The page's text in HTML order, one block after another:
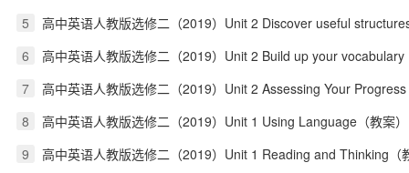
5
高中英语人教版选修二（2019）Unit 2 Discover useful
6
高中英语人教版选修二（2019）Unit 2 Build up your vocabulary
7
高中英语人教版选修二（2019）Unit 2 Assessing Your
8
高中英语人教版选修二（2019）Unit 1 Using Language（教案）
9
高中英语人教版选修二（2019）Unit 1 Reading and Thinking（